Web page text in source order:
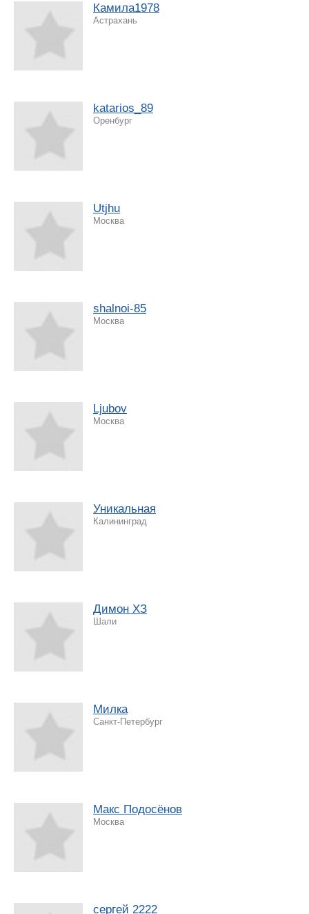
Камила1978
Астрахань
katarios_89
Оренбург
Utjhu
Москва
shalnoi-85
Москва
Ljubov
Москва
Уникальная
Калининград
Димон ХЗ
Шали
Милка
Санкт-Петербург
Макс Подосёнов
Москва
сергей 2222